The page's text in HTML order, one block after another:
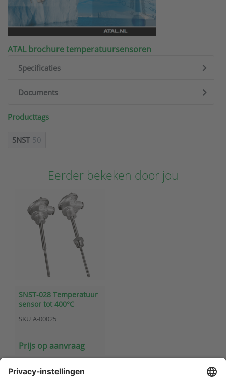
ATAL brochure temperatuursensoren
Specificaties
Documents
Producttags
SNST 50
Eerder bekeken door jou
SNST-028 Temperatuur
sensor tot 400°C
SKU A-00025
Prijs op aanvraag